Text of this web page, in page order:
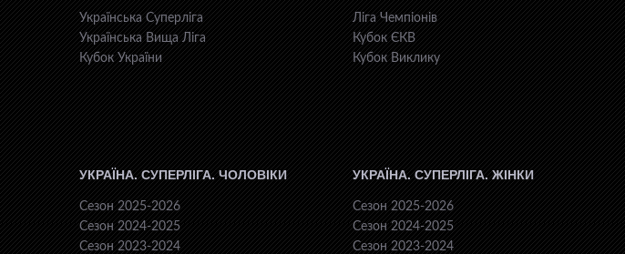
Українська Суперліга
Українська Вища Ліга
Кубок України
Ліга Чемпіонів
Кубок ЄКВ
Кубок Виклику
УКРАЇНА. СУПЕРЛІГА. ЧОЛОВІКИ
Сезон 2025-2026
Сезон 2024-2025
Сезон 2023-2024
УКРАЇНА. СУПЕРЛІГА. ЖІНКИ
Сезон 2025-2026
Сезон 2024-2025
Сезон 2023-2024